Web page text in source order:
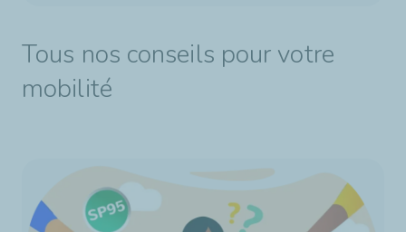
Tous nos conseils pour votre
mobilité